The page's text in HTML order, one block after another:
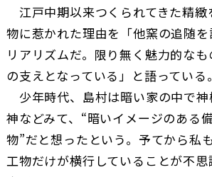
江戸中期以来つくられてきた精緻
物に惹かれた理由を「他窯の追随
リアリズムだ。限り無く魅力的な
の支えとなっている」と語っている。
少年時代、島村は暗い家の中で
神などみて、“暗いイメージのある
物”だと想ったという。予てから私
工物だけが横行していることが不